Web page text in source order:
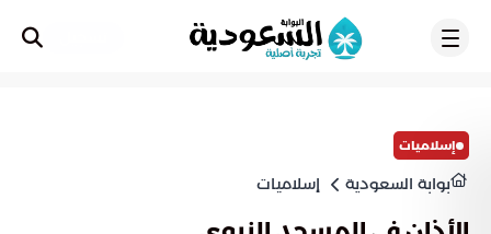
إسلاميات
بوابة السعودية إسلاميات